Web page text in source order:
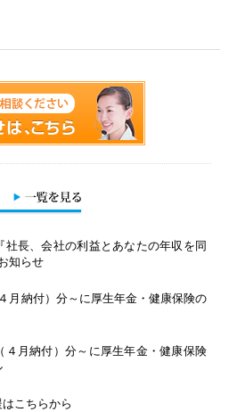
社長、会社の利益とあなたの年収を同
知らせ
月納付）分～に厚生年金・健康保険の
４月納付）分～に厚生年金・健康保険
はこちらから